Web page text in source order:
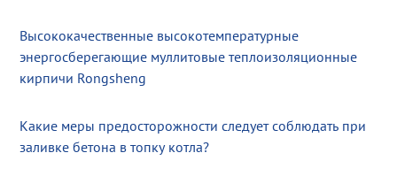
Высококачественные высокотемпературные
энергосберегающие муллитовые теплоизоляционные
кирпичи Rongsheng
Какие меры предосторожности следует соблюдать при
заливке бетона в топку котла?